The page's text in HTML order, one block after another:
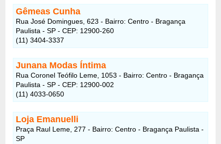
Gêmeas Cunha
Rua José Domingues, 623 - Bairro: Centro - Bragança
Paulista - SP - CEP: 12900-260
(11) 3404-3337
Junana Modas Íntima
Rua Coronel Teófilo Leme, 1053 - Bairro: Centro - Bragança
Paulista - SP - CEP: 12900-002
(11) 4033-0650
Loja Emanuelli
Praça Raul Leme, 277 - Bairro: Centro - Bragança Paulista -
SP